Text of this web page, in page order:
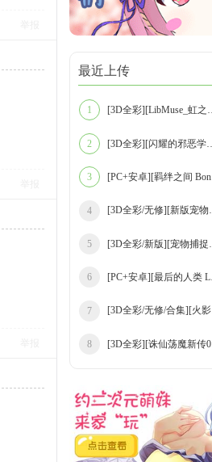
最近上传
1 [3D全彩][LibMuse_虹之系列 00-12 合集][14
2 [3D全彩][闪耀的邪恶学生 01-02 合集][211P
3 [PC+安卓][羁绊之间 Bonds Between v0.6 精
4 [3D全彩/无修][新版宠物捕捉大师 01-24+宠
5 [3D全彩/新版][宠物捕捉大师 1-33+最终版+
6 [PC+安卓][最后的人类 Last Human Ep.6 v0.
7 [3D全彩/无修/合集][火影忍者01-04+短篇-吹
8 [3D全彩][诛仙荡魔新传01-11+苏茹番外-黑暗